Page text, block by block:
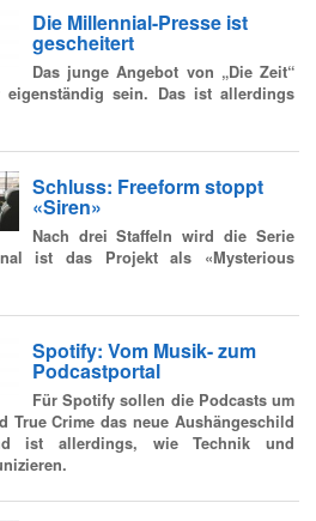
Die Millennial-Presse ist
gescheitert
Das junge Angebot von „Die Zeit“
sein. Das ist allerdings
Schluss: Freeform stoppt
«Siren»
Nach drei Staffeln wird die Serie
ist das Projekt als «Mysterious
Spotify: Vom Musik- zum
Podcastportal
Für Spotify sollen die Podcasts um
True Crime das neue Aushängeschild
ist allerdings, wie Technik und